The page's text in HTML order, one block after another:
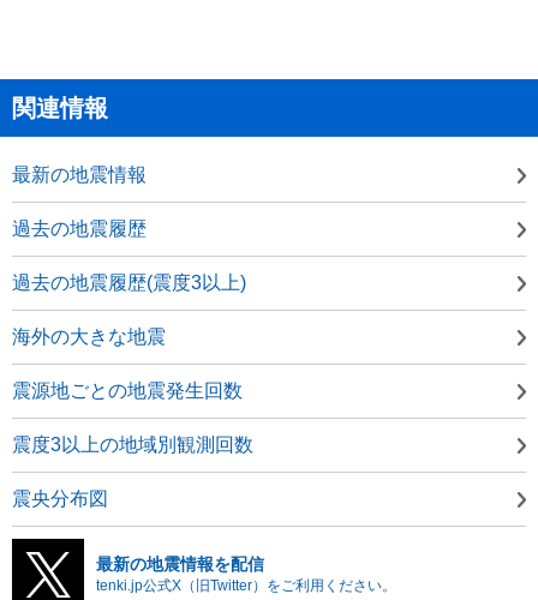
関連情報
最新の地震情報
過去の地震履歴
過去の地震履歴(震度3以上)
海外の大きな地震
震源地ごとの地震発生回数
震度3以上の地域別観測回数
震央分布図
最新の地震情報を配信
tenki.jp公式X（旧Twitter）をご利用ください。